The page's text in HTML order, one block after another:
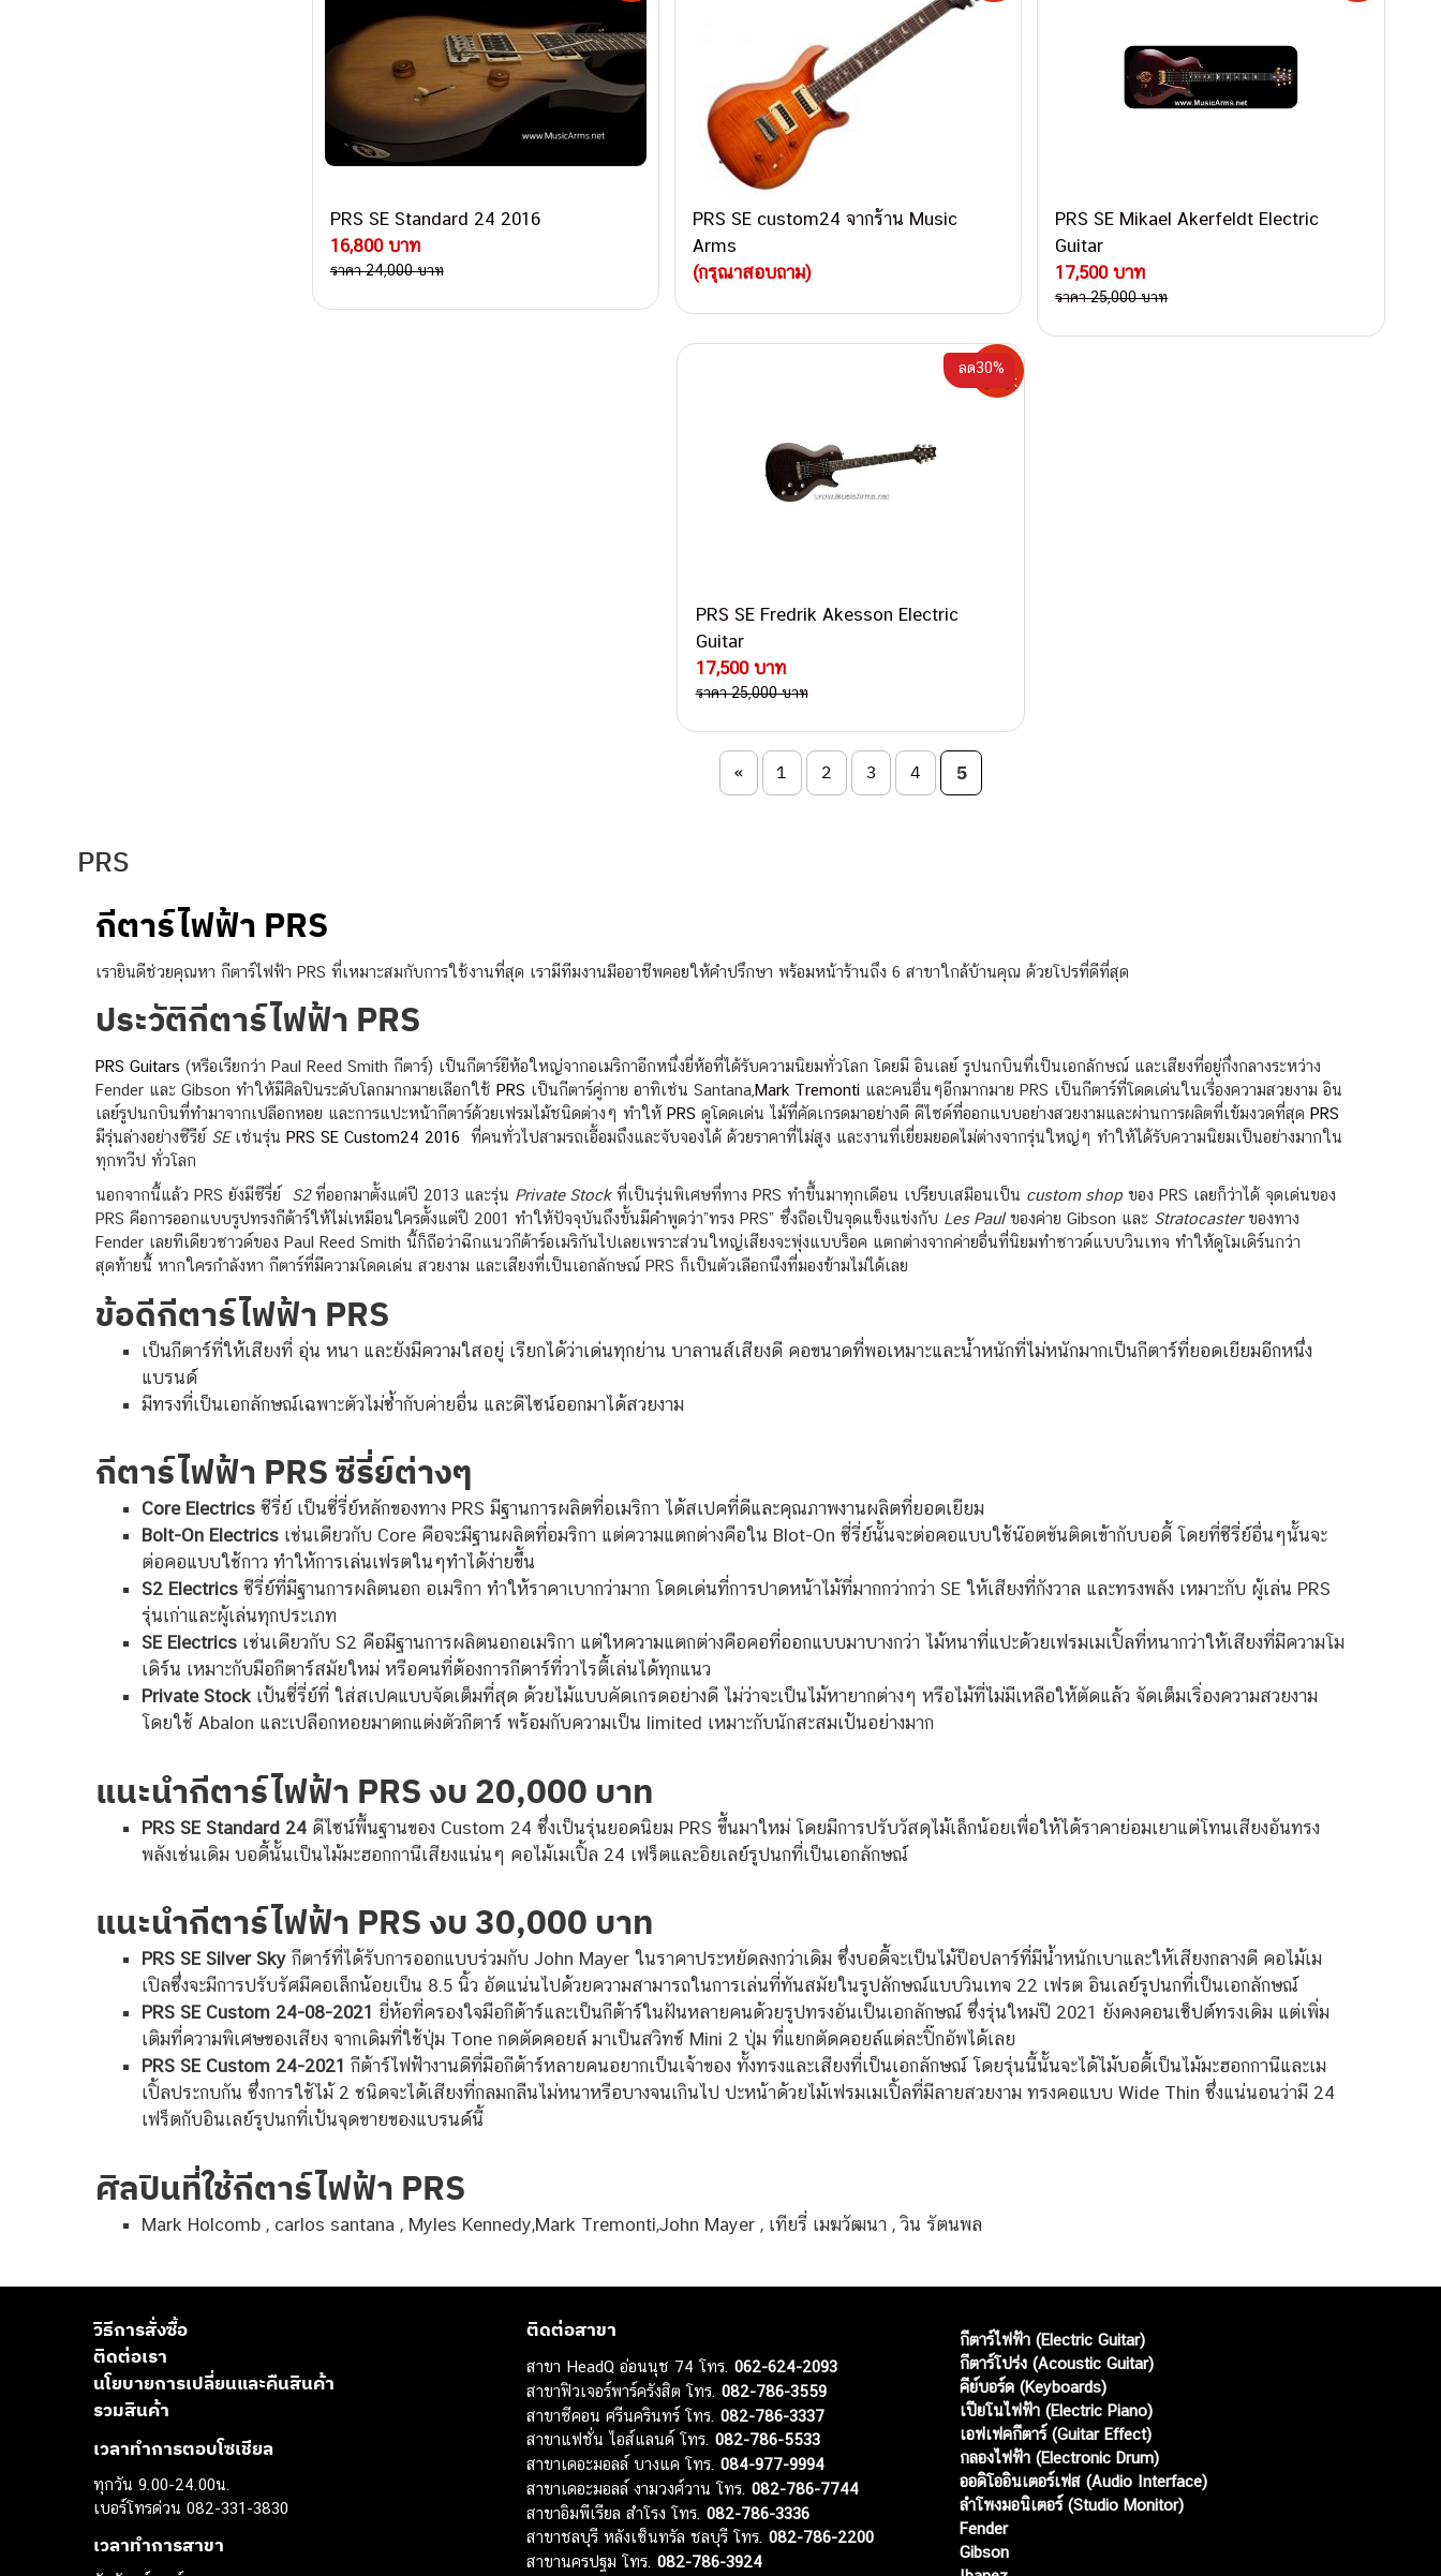
PRS SE Standard 24 2016
16,800 บาท
ราคา 24,000 บาท
PRS SE custom24 จากร้าน Music
Arms
(กรุณาสอบถาม)
PRS SE Mikael Akerfeldt Electric
Guitar
17,500 บาท
ราคา 25,000 บาท
PRS SE Fredrik Akesson Electric
Guitar
17,500 บาท
ลด30%
ราคา 25,000 บาท
« 1 2 3 4 5
PRS
กีตาร์ไฟฟ้า PRS
เรายินดีช่วยคุณหา กีตาร์ไฟฟ้า PRS ที่เหมาะสมกับการใช้งานที่สุด เรามีทีมงานมืออาชีพคอยให้คำปรึกษา พร้อมหน้าร้านถึง 6 สาขาใกล้บ้านคุณ ด้วยโปรที่ดีที่สุด
ประวัติกีตาร์ไฟฟ้า PRS
PRS Guitars (หรือเรียกว่า Paul Reed Smith กีตาร์) เป็นกีตาร์ยีห้อใหญ่จากอเมริกาอีกหนึ่งยี่ห้อที่ได้รับความนิยมทั่วโลก โดยมี อินเลย์ รูปนกบินที่เป็นเอกลักษณ์ และเสียงที่อยู่กึ่งกลางระหว่าง
Fender และ Gibson ทำให้มีศิลปินระดับโลกมากมายเลือกใช้ PRS เป็นกีตาร์คู่กาย อาทิเช่น Santana, Mark Tremonti และคนอื่นๆอีกมากมาย PRS เป็นกีตาร์ที่โดดเด่นในเรื่องความสวยงาม อิน
เลย์รูปนกบินที่ทำมาจากเปลือกหอย และการแปะหน้ากีตาร์ด้วยเฟรมไม้ชนิดต่างๆ ทำให้ PRS ดูโดดเด่น ไม้ที่คัดเกรดมาอย่างดี ดีไซด์ที่ออกแบบอย่างสวยงามและผ่านการผลิตที่เข้มงวดที่สุด PRS
มีรุ่นล่างอย่างซีรีย์ SEเช่นรุ่น PRS SE Custom24 2016 ที่คนทั่วไปสามรถเอื้อมถึงและจับจองได้ ด้วยราคาที่ไม่สูง และงานที่เยี่ยมยอดไม่ต่างจากรุ่นใหญ่ๆ ทำให้ได้รับความนิยมเป็นอย่างมากใน
ทุกทวีป ทั่วโลก
นอกจากนี้แล้ว PRS ยังมีซีรี่ย์ S2ที่ออกมาตั้งแต่ปี 2013 และรุ่น Private Stockที่เป็นรุ่นพิเศษที่ทาง PRS ทำขึ้นมาทุกเดือน เปรียบเสมือนเป็น custom shop ของ PRS เลยก็ว่าได้ จุดเด่นของ
PRS คือการออกแบบรูปทรงกีต้าร์ให้ไม่เหมือนใครตั้งแต่ปี 2001 ทำให้ปัจจุบันถึงขั้นมีคำพูดว่า”ทรง PRS” ซึ่งถือเป็นจุดแข็งแข่งกับ Les Paulของค่าย Gibson และ Stratocasterของทาง
Fender เลยทีเดียวซาวด์ของ Paul Reed Smith นี้ก็ถือว่าฉีกแนวกีต้าร์อเมริกันไปเลยเพราะส่วนใหญ่เสียงจะพุ่งแบบร็อค แตกต่างจากค่ายอื่นที่นิยมทำซาวด์แบบวินเทจ ทำให้ดูโมเดิร์นกว่า
สุดท้ายนี้ หากใครกำลังหา กีตาร์ที่มีความโดดเด่น สวยงาม และเสียงที่เป็นเอกลักษณ์ PRS ก็เป็นตัวเลือกนึงที่มองข้ามไม่ได้เลย
ข้อดีกีตาร์ไฟฟ้า PRS
เป็นกีตาร์ที่ให้เสียงที่ อุ่น หนา และยังมีความใสอยู่ เรียกได้ว่าเด่นทุกย่าน บาลานส์เสียงดี คอขนาดที่พอเหมาะและน้ำหนักที่ไม่หนักมากเป็นกีตาร์ที่ยอดเยียมอีกหนึ่ง
แบรนด์
มีทรงที่เป็นเอกลักษณ์เฉพาะตัวไม่ซ้ำกับค่ายอื่น และดีไซน์ออกมาได้สวยงาม
กีตาร์ไฟฟ้า PRS ซีรี่ย์ต่างๆ
Core Electricsซีรี่ย์ เป็นซี่รี่ย์หลักของทาง PRS มีฐานการผลิตที่อเมริกา ได้สเปคที่ดีและคุณภาพงานผลิตที่ยอดเยียม
Bolt-On Electricsเช่นเดียวกับ Core คือจะมีฐานผลิตที่อมริกา แต่ความแตกต่างคือใน Blot-On ซี่รี่ย์นั้นจะต่อคอแบบใช้น๊อตขันติดเข้ากับบอดี้ โดยที่ซีรี่ย์อื่นๆนั้นจะ
ต่อคอแบบใช้กาว ทำให้การเล่นเฟรตในๆทำได้ง่ายขึ้น
S2 Electricsซีรี่ย์ที่มีฐานการผลิตนอก อเมริกา ทำให้ราคาเบากว่ามาก โดดเด่นที่การปาดหน้าไม้ที่มากกว่ากว่า SE ให้เสียงที่กังวาล และทรงพลัง เหมาะกับ ผู้เล่น PRS
รุ่นเก่าและผู้เล่นทุกประเภท
SE Electricsเช่นเดียวกับ S2 คือมีฐานการผลิตนอกอเมริกา แต่ใหความแตกต่างคือคอที่ออกแบบมาบางกว่า ไม้หนาที่แปะด้วยเฟรมเมเปิ้ลที่หนากว่าให้เสียงที่มีความโม
เดิร์น เหมาะกับมือกีตาร์สมัยใหม่ หรือคนที่ต้องการกีตาร์ที่วาไรตี้เล่นได้ทุกแนว
Private Stockเป้นซี่รี่ย์ที่ ใส่สเปคแบบจัดเต็มที่สุด ด้วยไม้แบบคัดเกรดอย่างดี ไม่ว่าจะเป็นไม้หายากต่างๆ หรือไม้ที่ไม่มีเหลือให้ตัดแล้ว จัดเต็มเริ่องความสวยงาม
โดยใช้ Abalon และเปลือกหอยมาตกแต่งตัวกีตาร์ พร้อมกับความเป็น limited เหมาะกับนักสะสมเป้นอย่างมาก
แนะนำกีตาร์ไฟฟ้า PRS งบ 20,000 บาท
PRS SE Standard 24ดีไซน์พื้นฐานของ Custom 24 ซึ่งเป็นรุ่นยอดนิยม PRS ขึ้นมาใหม่ โดยมีการปรับวัสดุไม้เล็กน้อยเพื่อให้ได้ราคาย่อมเยาแต่โทนเสียงอันทรง
พลังเช่นเดิม บอดี้นั้นเป็นไม้มะฮอกกานีเสียงแน่นๆ คอไม้เมเปิ้ล 24 เฟร็ตและอิยเลย์รูปนกที่เป็นเอกลักษณ์
แนะนำกีตาร์ไฟฟ้า PRS งบ 30,000 บาท
PRS SE Silver Skyกีตาร์ที่ได้รับการออกแบบร่วมกับ John Mayer ในราคาประหยัดลงกว่าเดิม ซึ่งบอดี้จะเป็นไม้ป็อปลาร์ที่มีน้ำหนักเบาและให้เสียงกลางดี คอไม้เม
เปิลซึ่งจะมีการปรับรัศมีคอเล็กน้อยเป็น 8.5 นิ้ว อัดแน่นไปด้วยความสามารถในการเล่นที่ทันสมัยในรูปลักษณ์แบบวินเทจ 22 เฟรต อินเลย์รูปนกที่เป็นเอกลักษณ์
PRS SE Custom 24-08-2021 ยี่ห้อที่ครองใจมือกีต้าร์และเป็นกีต้าร์ในฝันหลายคนด้วยรูปทรงอันเป็นเอกลักษณ์ ซึ่งรุ่นใหม่ปี 2021 ยังคงคอนเซ็ปต์ทรงเดิม แต่เพิ่ม
เติมที่ความพิเศษของเสียง จากเดิมที่ใช้ปุ่ม Tone กดตัดคอยล์ มาเป็นสวิทช์ Mini 2 ปุ่ม ที่แยกตัดคอยล์แต่ละปิ๊กอัพได้เลย
PRS SE Custom 24-2021 กีต้าร์ไฟฟ้างานดีที่มือกีต้าร์หลายคนอยากเป็นเจ้าของ ทั้งทรงและเสียงที่เป็นเอกลักษณ์ โดยรุ่นนี้นั้นจะได้ไม้บอดี้เป็นไม้มะฮอกกานีและเม
เปิ้ลประกบกัน ซึ่งการใช้ไม้ 2 ชนิดจะได้เสียงที่กลมกลืนไม่หนาหรือบางจนเกินไป ปะหน้าด้วยไม้เฟรมเมเปิ้ลที่มีลายสวยงาม ทรงคอแบบ Wide Thin ซึ่งแน่นอนว่ามี 24
เฟร็ตกับอินเลย์รูปนกที่เป้นจุดขายของแบรนด์นี้
ศิลปินที่ใช้กีตาร์ไฟฟ้า PRS
Mark Holcomb , carlos santana , Myles Kennedy,Mark Tremonti,John Mayer , เทียรี่ เมฆวัฒนา , วิน รัตนพล
วิธีการสั่งซื้อ
ติดต่อเรา
นโยบายการเปลี่ยนและคืนสินค้า
รวมสินค้า
เวลาทำการตอบโซเชียล
ทุกวัน 9.00-24.00น.
เบอร์โทรด่วน 082-331-3830
เวลาทำการสาขา
ติดต่อสาขา
สาขา HeadQ อ่อนนุช 74 โทร.062-624-2093
สาขาฟิวเจอร์พาร์ครังสิต โทร.082-786-3559
สาขาซีคอน ศรีนครินทร์ โทร.082-786-3337
สาขาแฟชั่น ไอส์แลนด์ โทร.082-786-5533
สาขาเดอะมอลล์ บางแค โทร.084-977-9994
สาขาเดอะมอลล์ งามวงศ์วาน โทร.082-786-7744
สาขาอิมพีเรียล สำโรง โทร.082-786-3336
สาขาชลบุรี หลังเซ็นทรัล ชลบุรี โทร.082-786-2200
สาขานครปฐม โทร.082-786-3924
กีตาร์ไฟฟ้า (Electric Guitar)
กีตาร์โปร่ง (Acoustic Guitar)
คีย์บอร์ด (Keyboards)
เปียโนไฟฟ้า (Electric Piano)
เอฟเฟคกีตาร์ (Guitar Effect)
กลองไฟฟ้า (Electronic Drum)
ออดิโออินเตอร์เฟส (Audio Interface)
ลำโพงมอนิเตอร์ (Studio Monitor)
Fender
Gibson